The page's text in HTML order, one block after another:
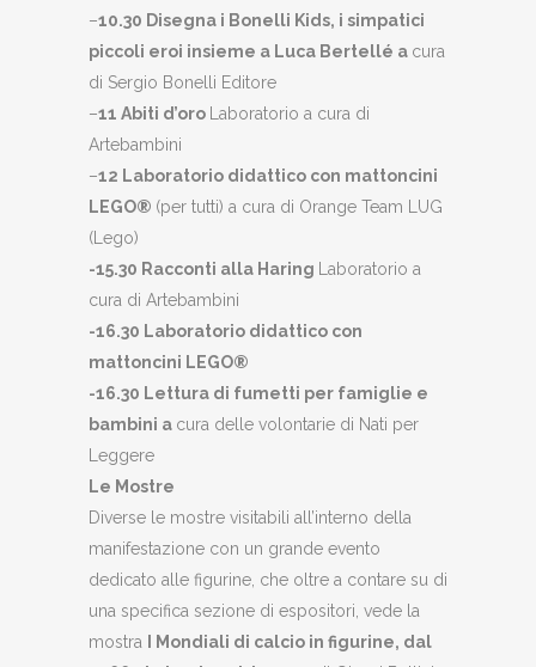
–10.30 Disegna i Bonelli Kids, i simpatici
piccoli eroi insieme a Luca Bertellé a cura
di Sergio Bonelli Editore
–11 Abiti d’oro
Laboratorio a cura di
Artebambini
–12 Laboratorio didattico con mattoncini
LEGO® (per tutti) a cura di Orange Team LUG
(Lego)
-15.30 Racconti alla Haring
Laboratorio a
cura di Artebambini
-16.30 Laboratorio didattico con
mattoncini LEGO®
-16.30 Lettura di fumetti per famiglie e
bambini a cura delle volontarie di Nati per
Leggere
Le Mostre
Diverse le mostre visitabili all’interno della
manifestazione con un grande evento
dedicato alle figurine, che oltre a contare su di
una specifica sezione di espositori, vede la
mostra
I Mondiali di calcio in figurine, dal